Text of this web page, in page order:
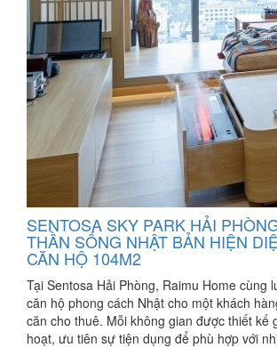
SENTOSA SKY PARK HẢI
THẦN SỐNG NHẬT BẢN HIỆN
CĂN HỘ 104M2
Tại Sentosa Hải Phòng, Raimu Home cùng
căn hộ phong cách Nhật cho một khách
căn cho thuê. Mỗi không gian được thiết kế
hoạt, ưu tiên sự tiện dụng để phù hợp với